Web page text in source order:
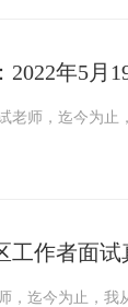
2022年5月
老师，迄今为止
工作者面
，迄今为止，我